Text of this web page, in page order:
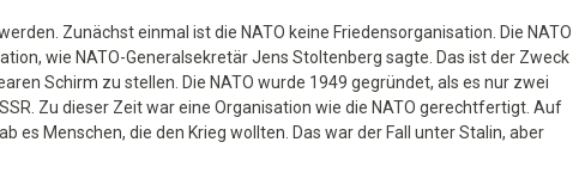
Zunächst einmal ist die NATO keine Friedensorganisation. Die NATO
wie NATO-Generalsekretär Jens Stoltenberg sagte. Das ist der Zweck
Schirm zu stellen. Die NATO wurde 1949 gegründet, als es nur zwei
Zu dieser Zeit war eine Organisation wie die NATO gerechtfertigt. Auf
es Menschen, die den Krieg wollten. Das war der Fall unter Stalin, aber